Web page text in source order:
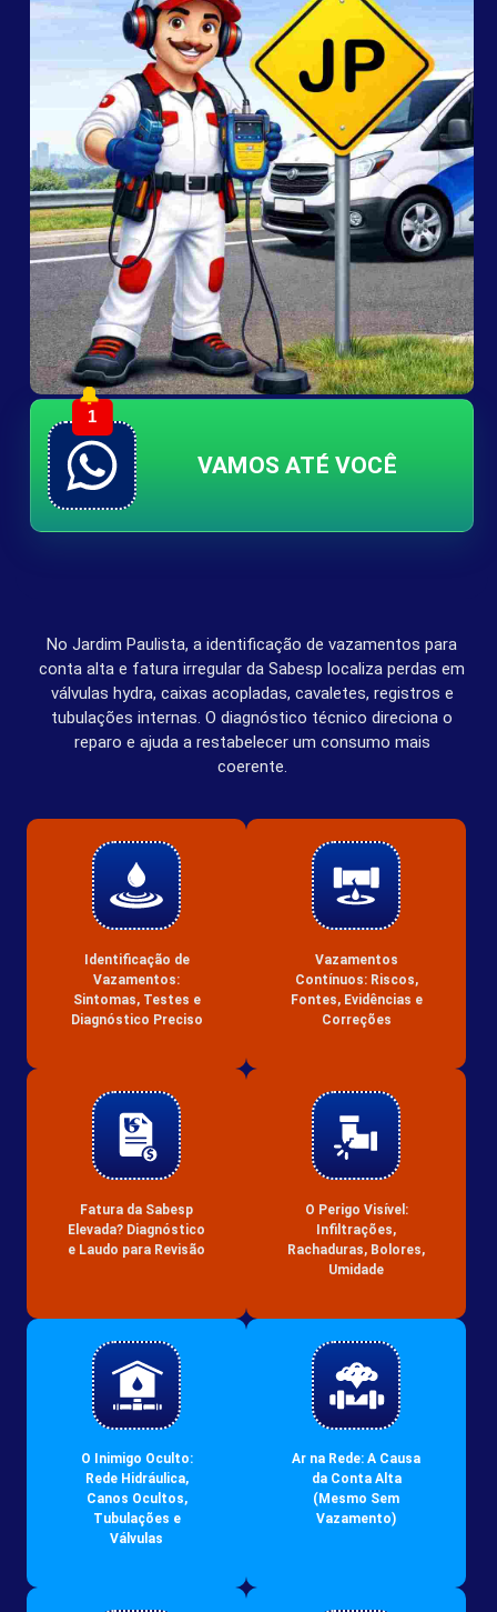
1
🔔
VAMOS ATÉ VOCÊ
No Jardim Paulista, a identificação de vazamentos para
conta alta e fatura irregular da Sabesp localiza perdas em
válvulas hydra, caixas acopladas, cavaletes, registros e
tubulações internas. O diagnóstico técnico direciona o
reparo e ajuda a restabelecer um consumo mais
coerente.
Identificação de
Vazamentos:
Sintomas, Testes e
Diagnóstico Preciso
Vazamentos
Contínuos: Riscos,
Fontes, Evidências e
Correções
Fatura da Sabesp
Elevada? Diagnóstico
e Laudo para Revisão
O Perigo Visível:
Infiltrações,
Rachaduras, Bolores,
Umidade
O Inimigo Oculto:
Rede Hidráulica,
Canos Ocultos,
Tubulações e
Válvulas
Ar na Rede: A Causa
da Conta Alta
(Mesmo Sem
Vazamento)